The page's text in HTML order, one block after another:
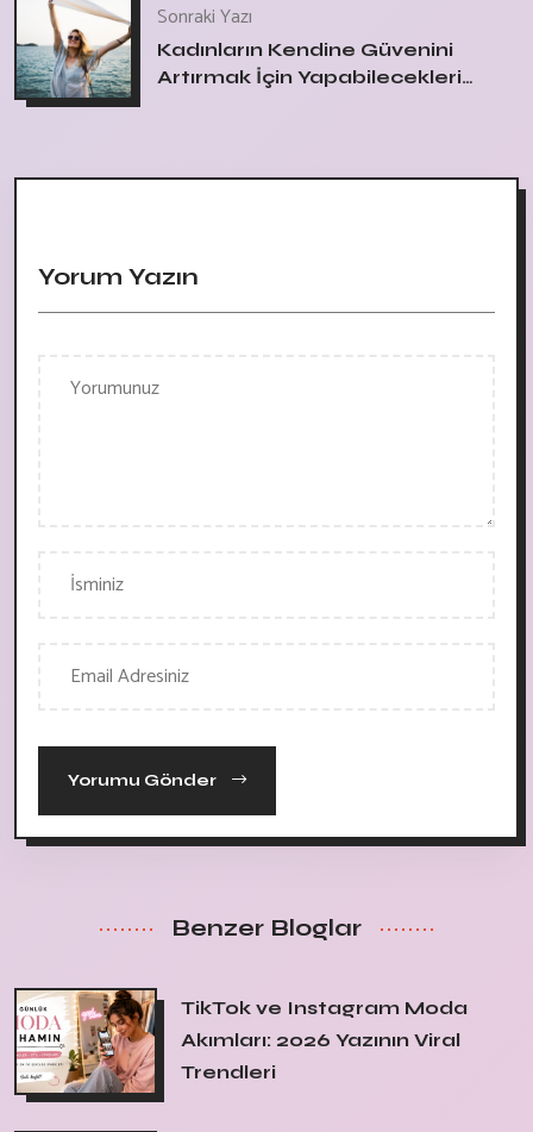
Sonraki Yazı
Kadınların Kendine Güvenini
Artırmak İçin Yapabilecekleri
Yorum Yazın
Yorumu Gönder
Benzer Bloglar
TikTok ve Instagram Moda
Akımları: 2026 Yazının Viral
Trendleri